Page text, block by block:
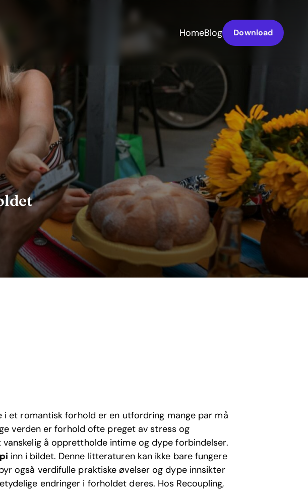
HomeBlog Download
i et romantisk forhold er en utfordring mange par må
verden er forhold ofte preget av stress og
å opprettholde intime og dype forbindelser.
inn i bildet. Denne litteraturen kan ikke bare fungere
også verdifulle praktiske øvelser og dype innsikter
endringer i forholdet deres. Hos Recoupling,